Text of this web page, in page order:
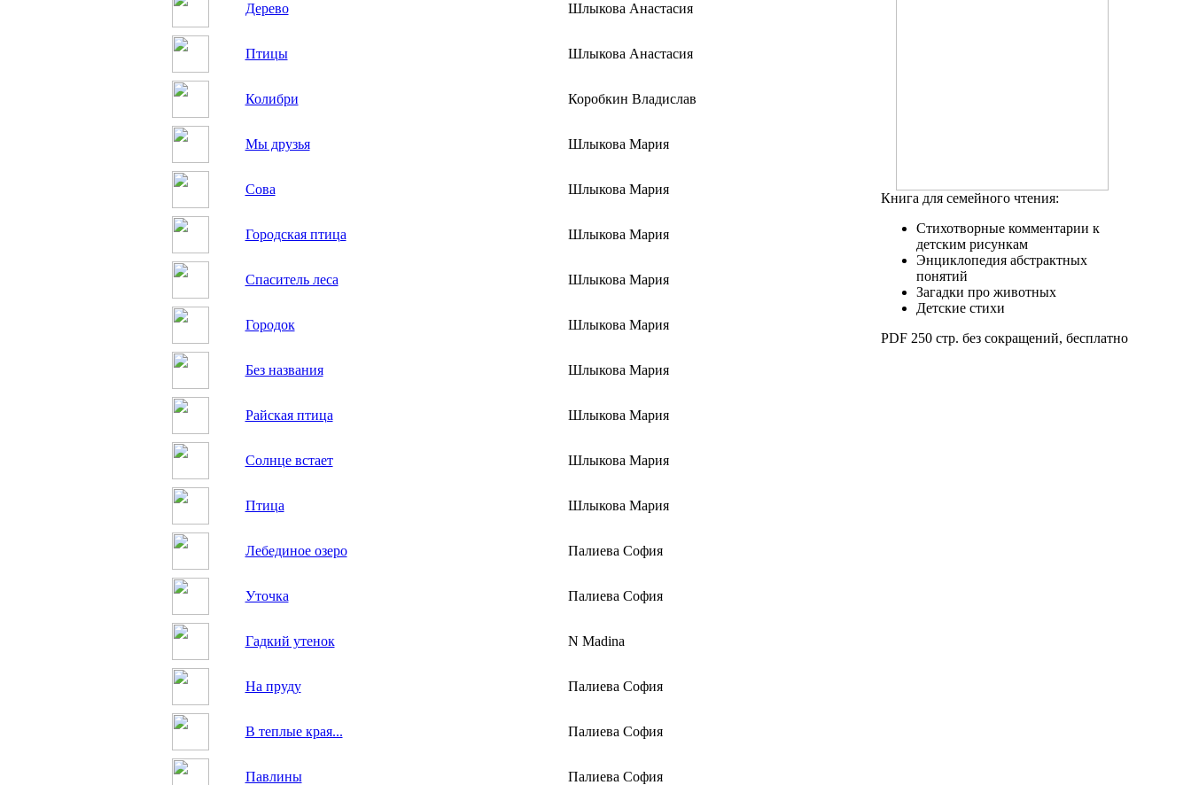
Дерево Шлыкова Анастасия
Птицы Шлыкова Анастасия
Колибри Коробкин Владислав
Мы друзья Шлыкова Мария
Сова Шлыкова Мария
Городская птица Шлыкова Мария
Спаситель леса Шлыкова Мария
Городок Шлыкова Мария
Без названия Шлыкова Мария
Райская птица Шлыкова Мария
Солнце встает Шлыкова Мария
Птица Шлыкова Мария
Лебединое озеро Палиева София
Уточка Палиева София
Гадкий утенок N Madina
На пруду Палиева София
В теплые края... Палиева София
Павлины Палиева София
Книга для семейного чтения:
Стихотворные комментарии к
детским рисункам
Энциклопедия абстрактных
понятий
Загадки про животных
Детские стихи
PDF 250 стр. без сокращений, бесплатно